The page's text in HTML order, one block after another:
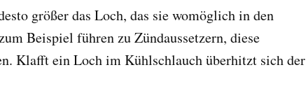
größer das Loch, das sie womöglich in den
Beispiel führen zu Zündaussetzern, diese
Klafft ein Loch im Kühlschlauch überhitzt sich der